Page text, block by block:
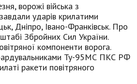
ворожі війська з
ударів крилатими
Дніпро, Івано-Франківськ. Про
Збройних Сил України.
компоненти ворога.
Ту-95МС ПКС РФ
ракети повітряного